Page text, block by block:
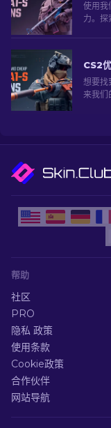
使用我
力。探
想要找
来我们
帮助
社区
PRO
隐私 政策
使用条款
Cookie政策
合作伙伴
网站导航